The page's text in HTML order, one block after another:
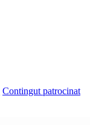
Contingut patrocinat